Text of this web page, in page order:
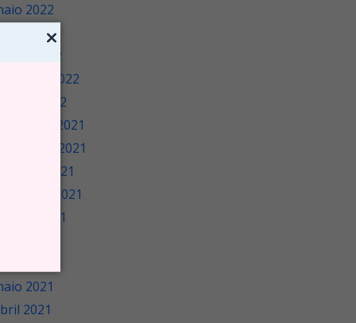
2022
abril 2022
março 2022
fevereiro 2022
janeiro 2022
dezembro 2021
novembro 2021
outubro 2021
setembro 2021
agosto 2021
2021
2021